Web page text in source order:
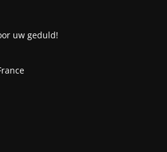
uw geduld!